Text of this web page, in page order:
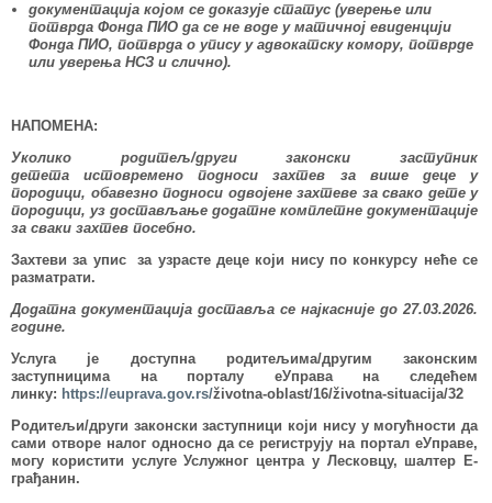
документација којом се доказује статус (уверење или
потврда Фонда ПИО да се не воде у матичној евиденцији
Фонда ПИО, потврда о упису у адвокатску комору, потврде
или уверења НСЗ и слично).
НАПОМЕНА:
Уколико родитељ/други законски заступник
детета истовремено подноси захтев за више деце у
породици, обавезно подноси одвојене захтеве за свако дете у
породици, уз достављање додатне комплетне документације
за сваки захтев посебно.
Захтеви за упис за узрасте деце који нису по конкурсу неће се
разматрати.
Додатна документација доставља се најкасније до 27.03.2026.
године.
Услуга је доступна родитељима/другим законским
заступницима на порталу еУправа на следећем
линку: https://euprava.gov.rs/životna-oblast/16/životna-situacija/32
Родитељи/други законски заступници који нису у могућности да
сами отворе налог односно да се региструју на портал еУправе,
могу користити услуге Услужног центра у Лесковцу, шалтер Е-
грађанин.